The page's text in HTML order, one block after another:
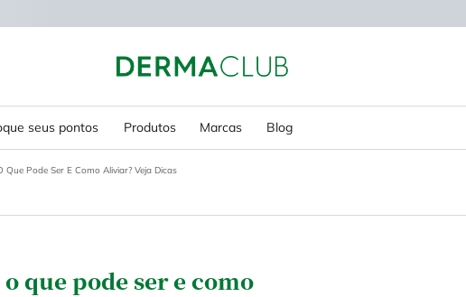
seus pontos Produtos Marcas Blog
Que Pode Ser E Como Aliviar? Veja Dicas
que pode ser e como